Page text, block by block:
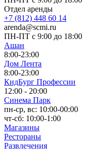
Отдел аренды
+7 (812) 448 60 14
arenda@scmi.ru
ПН-ПТ с 9:00 до 18:00
Ашан
8:00-23:00
Дом Лента
8:00-23:00
КидБург Профессии
12:00 - 20:00
Синема Парк
пн-ср, вс: 10:00-00:00
чт-сб: 10:00-1:00
Магазины
Рестораны
Развлечения